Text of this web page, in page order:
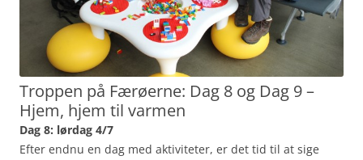
Troppen på Færøerne: Dag 8 og Dag 9 –
Hjem, hjem til varmen
Dag 8: lørdag 4/7
Efter endnu en dag med aktiviteter, er det tid til at sige